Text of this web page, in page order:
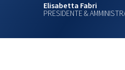
Elisabetta Fabri
PRESIDENTE &